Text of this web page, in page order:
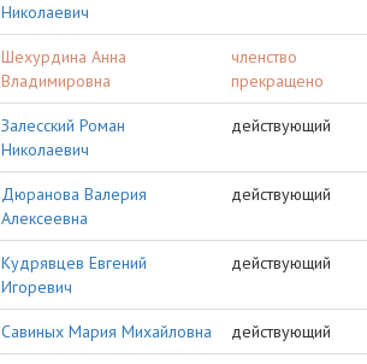
Николаевич
Шехурдина Анна
Владимировна
членство
прекращено
Залесский Роман
Николаевич
действующий
Дюранова Валерия
Алексеевна
действующий
Кудрявцев Евгений
Игоревич
действующий
Савиных Мария Михайловна действующий